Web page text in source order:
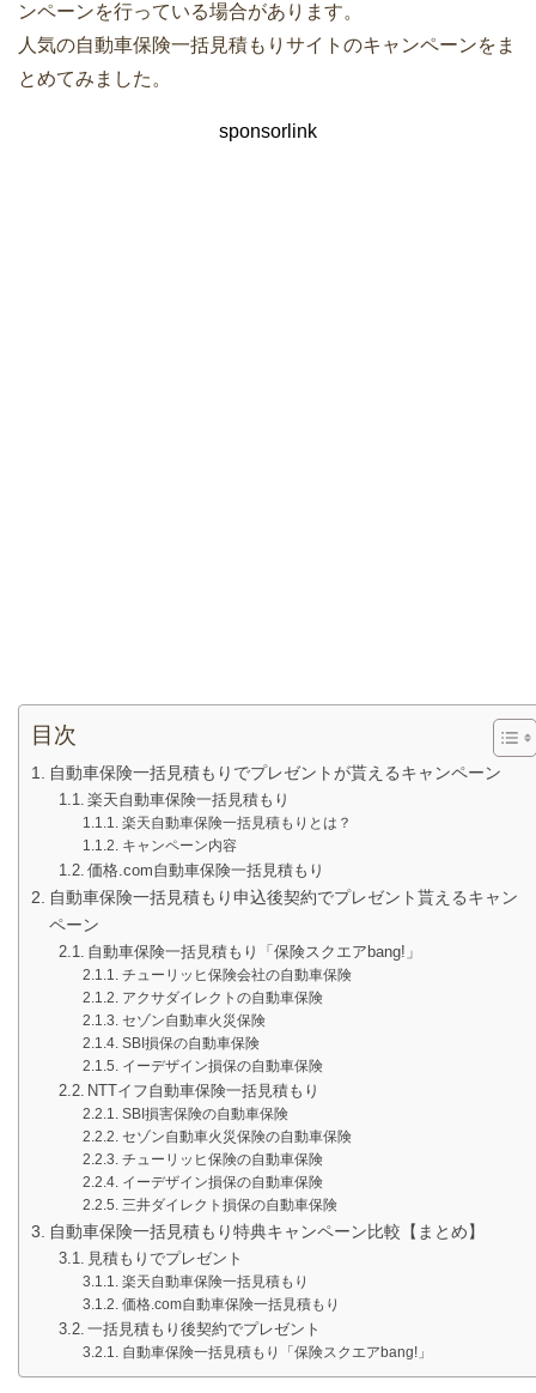
ンペーンを行っている場合があります。
人気の自動車保険一括見積もりサイトのキャンペーンをま
とめてみました。
sponsorlink
目次
自動車保険一括見積もりでプレゼントが貰えるキャンペーン
楽天自動車保険一括見積もり
楽天自動車保険一括見積もりとは？
キャンペーン内容
価格.com自動車保険一括見積もり
自動車保険一括見積もり申込後契約でプレゼント貰えるキャン
ペーン
自動車保険一括見積もり「保険スクエアbang!」
チューリッヒ保険会社の自動車保険
アクサダイレクトの自動車保険
セゾン自動車火災保険
SBI損保の自動車保険
イーデザイン損保の自動車保険
NTTイフ自動車保険一括見積もり
SBI損害保険の自動車保険
セゾン自動車火災保険の自動車保険
チューリッヒ保険の自動車保険
イーデザイン損保の自動車保険
三井ダイレクト損保の自動車保険
自動車保険一括見積もり特典キャンペーン比較【まとめ】
見積もりでプレゼント
楽天自動車保険一括見積もり
価格.com自動車保険一括見積もり
一括見積もり後契約でプレゼント
自動車保険一括見積もり「保険スクエアbang!」